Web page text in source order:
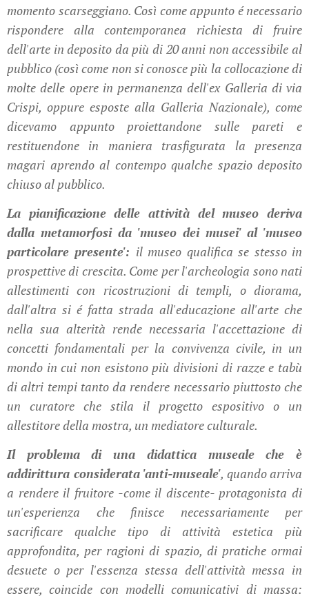
momento scarseggiano. Così come appunto é necessario
rispondere alla contemporanea richiesta di fruire
dell'arte in deposito da più di 20 anni non accessibile al
pubblico (così come non si conosce più la collocazione di
molte delle opere in permanenza dell'ex Galleria di via
Crispi, oppure esposte alla Galleria Nazionale), come
dicevamo appunto proiettandone sulle pareti e
restituendone in maniera trasfigurata la presenza
magari aprendo al contempo qualche spazio deposito
chiuso al pubblico.
La pianificazione delle attività del museo deriva
dalla metamorfosi da 'museo dei musei' al 'museo
particolare presente': il museo qualifica se stesso in
prospettive di crescita. Come per l'archeologia sono nati
allestimenti con ricostruzioni di templi, o diorama,
dall'altra si é fatta strada all'educazione all'arte che
nella sua alterità rende necessaria l'accettazione di
concetti fondamentali per la convivenza civile, in un
mondo in cui non esistono più divisioni di razze e tabù
di altri tempi tanto da rendere necessario piuttosto che
un curatore che stila il progetto espositivo o un
allestitore della mostra, un mediatore culturale.
Il problema di una didattica museale che è
addirittura considerata 'anti-museale', quando arriva
a rendere il fruitore -come il discente- protagonista di
un'esperienza che finisce necessariamente per
sacrificare qualche tipo di attività estetica più
approfondita, per ragioni di spazio, di pratiche ormai
desuete o per l'essenza stessa dell'attività messa in
essere, coincide con modelli comunicativi di massa: